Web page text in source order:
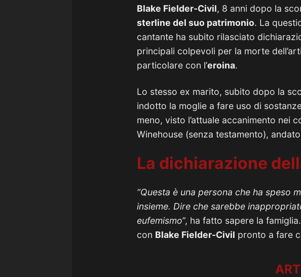
Blake Fielder-Civil, 8 anni dopo la
sterline del suo patrimonio. La
cantante ha subito rilasciato
principali colpevoli per la morte
particolare con l’eroina.
Lo stesso ex marito, subito dopo la
indotto la moglie a fare uso di
meno, visto l’attuale accanimento nei
Winehouse (senza testamento),
La dichiarazione
“Questa è una persona che ha speso
insieme. Dire che sarebbe
eufemismo”, ha fatto sapere la famiglia.
con Blake Fielder-Civil pronto a fare